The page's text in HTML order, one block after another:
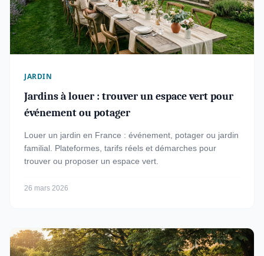
JARDIN
Jardins à louer : trouver un espace vert pour
événement ou potager
Louer un jardin en France : événement, potager ou jardin
familial. Plateformes, tarifs réels et démarches pour
trouver ou proposer un espace vert.
26 mars 2026